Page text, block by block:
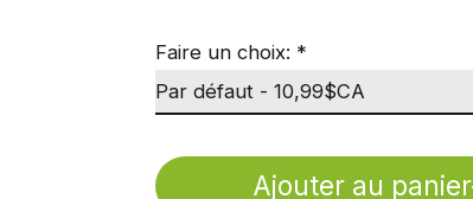
Faire un choix: *
Ajouter au panier